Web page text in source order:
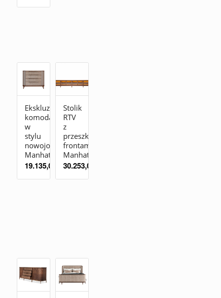
Ekskluzywna
komoda
w
stylu
nowojorskim
Manhattan
19.135,00
Stolik
RTV
z
przeszklonymi
frontami
Manhattan
30.253,00